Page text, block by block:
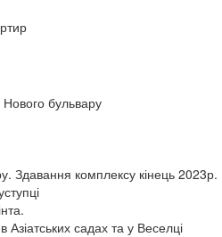
Нового бульвару
Здавання комплексу кінець 2023р.
Азіатських садах та у Веселці